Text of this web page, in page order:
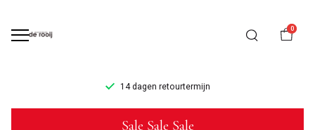
0
14 dagen retourtermijn
OverhemdenSale Sale Sale